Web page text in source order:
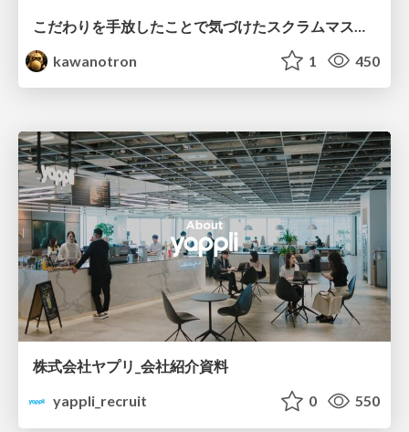
kawanotron
1 450
株式会社ヤプリ_会社紹介資料
yappli_recruit
0 550